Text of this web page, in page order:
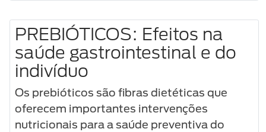
PREBIÓTICOS: Efeitos na
saúde gastrointestinal e do
indivíduo
Os prebióticos são fibras dietéticas que
oferecem importantes intervenções
nutricionais para a saúde preventiva do